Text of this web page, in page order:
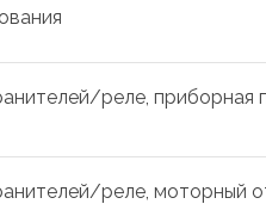
реле, приборная
реле, моторный